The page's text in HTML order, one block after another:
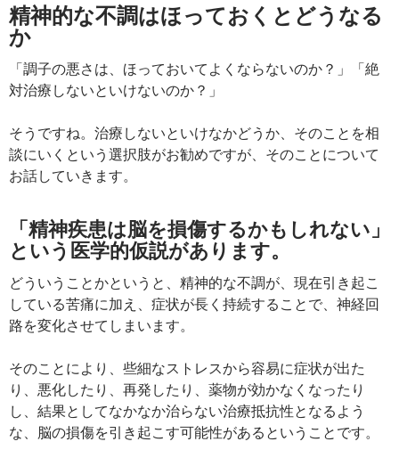
精神的な不調はほっておくとどうなる
か
「調子の悪さは、ほっておいてよくならないのか？」「絶
対治療しないといけないのか？」
そうですね。治療しないといけなかどうか、そのことを相
談にいくという選択肢がお勧めですが、そのことについて
お話していきます。
「精神疾患は脳を損傷するかもしれない」
という医学的仮説があります。
どういうことかというと、精神的な不調が、現在引き起こ
している苦痛に加え、症状が長く持続することで、神経回
路を変化させてしまいます。
そのことにより、些細なストレスから容易に症状が出た
り、悪化したり、再発したり、薬物が効かなくなったり
し、結果としてなかなか治らない治療抵抗性となるよう
な、脳の損傷を引き起こす可能性があるということです。